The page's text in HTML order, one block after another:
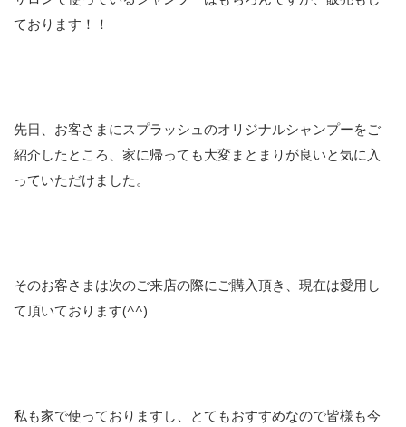
ております！！
先日、お客さまにスプラッシュのオリジナルシャンプーをご
紹介したところ、家に帰っても大変まとまりが良いと気に入
っていただけました。
そのお客さまは次のご来店の際にご購入頂き、現在は愛用し
て頂いております(^^)
私も家で使っておりますし、とてもおすすめなので皆様も今